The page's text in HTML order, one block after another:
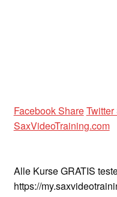
Facebook Share
SaxVideoTraining.com
Alle Kurse GRATIS
https://